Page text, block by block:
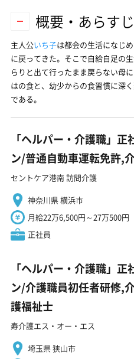
概要・あらすじ
主人公いち子は都会の生活になじ
に戻ってきた。そこで自給自足の
らりと出て行ったまま戻らない母
はの食と、幼少からの食習慣に深
である。
「ヘルパー・介護職」
ン/普通自動車運転免許,
セントケア港南 訪問介護
神奈川県 横浜市
月給22万6,500円～27万500円
正社員
「ヘルパー・介護職」
ン/介護職員初任者研修,
護福祉士
寿介護エス・オー・エス
埼玉県 狭山市